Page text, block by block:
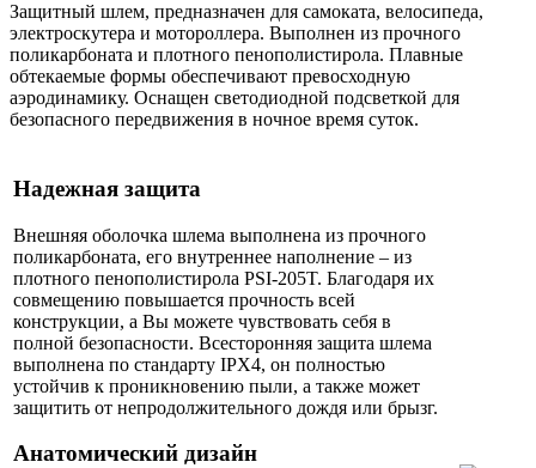
Защитный шлем, предназначен для самоката, велосипеда,
электроскутера и мотороллера. Выполнен из прочного
поликарбоната и плотного пенополистирола. Плавные
обтекаемые формы обеспечивают превосходную
аэродинамику. Оснащен светодиодной подсветкой для
безопасного передвижения в ночное время суток.
Надежная защита
Внешняя оболочка шлема выполнена из прочного
поликарбоната, его внутреннее наполнение – из
плотного пенополистирола PSI-205T. Благодаря их
совмещению повышается прочность всей
конструкции, а Вы можете чувствовать себя в
полной безопасности. Всесторонняя защита шлема
выполнена по стандарту IPX4, он полностью
устойчив к проникновению пыли, а также может
защитить от непродолжительного дождя или брызг.
Анатомический дизайн